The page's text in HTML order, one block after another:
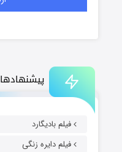
پیشنهادها
فیلم بادیگارد
فیلم دایره زنگی